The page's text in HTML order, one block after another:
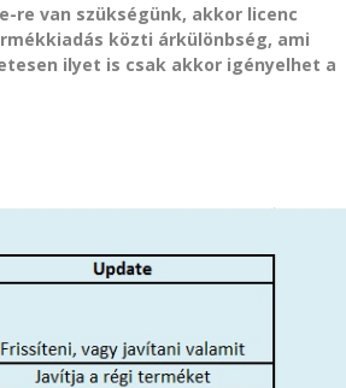
re van szükségünk, akkor licenc
közti árkülönbség, ami
ilyet is csak akkor igényelhet a